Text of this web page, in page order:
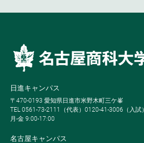
日進キャンパス
〒470-0193 愛知県日進市米野木町三ケ峯
TEL 0561-73-2111（代表）0120-41-3006（入試）
月-金 9:00-17:00
名古屋キャンパス